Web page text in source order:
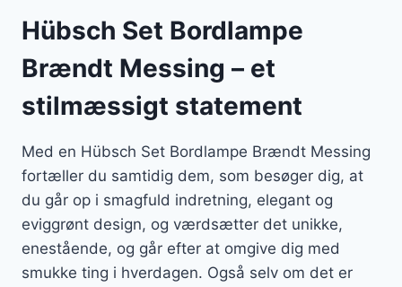
Hübsch Set Bordlampe
Brændt Messing – et
stilmæssigt statement
Med en Hübsch Set Bordlampe Brændt Messing
fortæller du samtidig dem, som besøger dig, at
du går op i smagfuld indretning, elegant og
eviggrønt design, og værdsætter det unikke,
enestående, og går efter at omgive dig med
smukke ting i hverdagen. Også selv om det er